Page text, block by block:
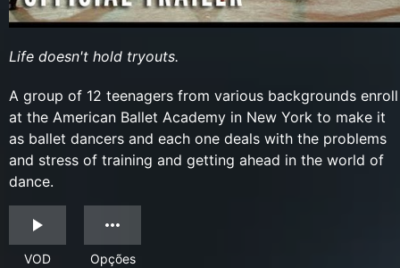
Life doesn't hold tryouts.
A group of 12 teenagers from various backgrounds enroll
at the American Ballet Academy in New York to make it
as ballet dancers and each one deals with the problems
and stress of training and getting ahead in the world of
dance.
VOD Opções